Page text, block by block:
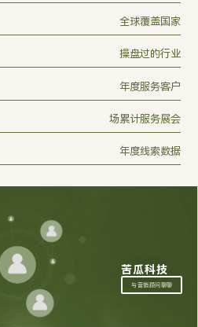
全球覆盖国家
操盘过的行业
年度服务客户
场累计服务展会
年度线索数据
苦瓜科技
与营销顾问聊聊